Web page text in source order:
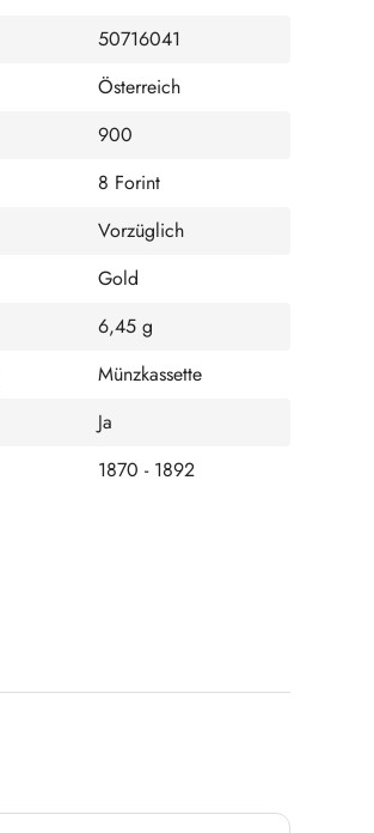
50716041
Österreich
900
8 Forint
Vorzüglich
Gold
6,45 g
Münzkassette
Ja
1870 - 1892